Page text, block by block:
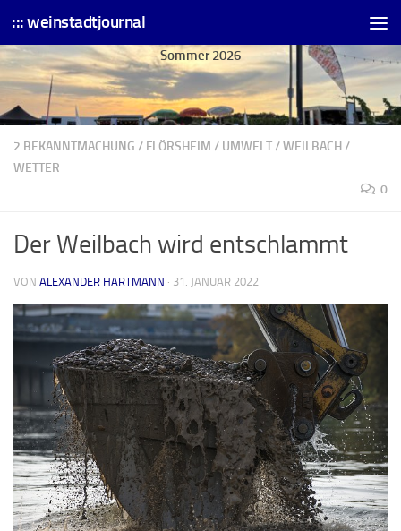
Skip to content
::: weinstadtjournal
Sommer 2026
2 BEKANNTMACHUNG / FLÖRSHEIM / UMWELT/WEILBACH/
WETTER
0
Der Weilbach wird entschlammt
VON ALEXANDER HARTMANN · 31. JANUAR 2022